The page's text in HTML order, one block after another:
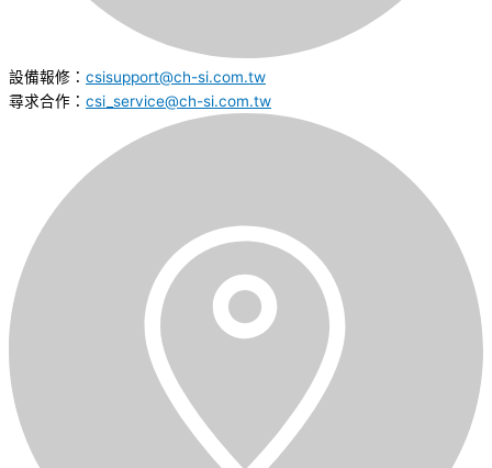
設備報修： csisupport@ch-si.com.tw
尋求合作： csi_service@ch-si.com.tw